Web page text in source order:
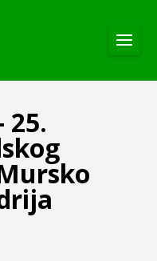
25.